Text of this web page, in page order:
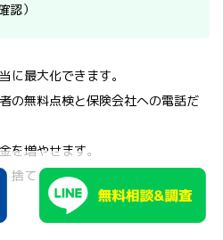
認）
に最大化できます。
の無料点検と保険会社への電話だ
を増やせます。
捨て、まず電話する一歩を踏み出